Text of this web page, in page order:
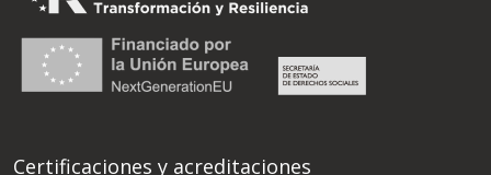
Certificaciones y acreditaciones